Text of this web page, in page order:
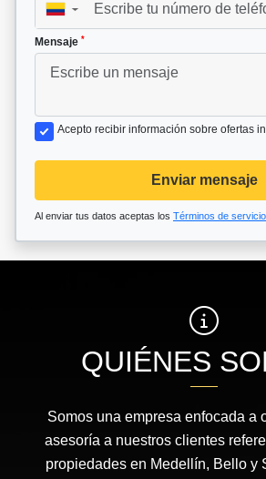
▼
Mensaje *
Acepto recibir información sobre ofertas
Enviar mensaje
Al enviar tus datos aceptas los Términos de
QUIÉNES
Somos una empresa enfocada a
asesoría a nuestros clientes
propiedades en Medellín, Bello y